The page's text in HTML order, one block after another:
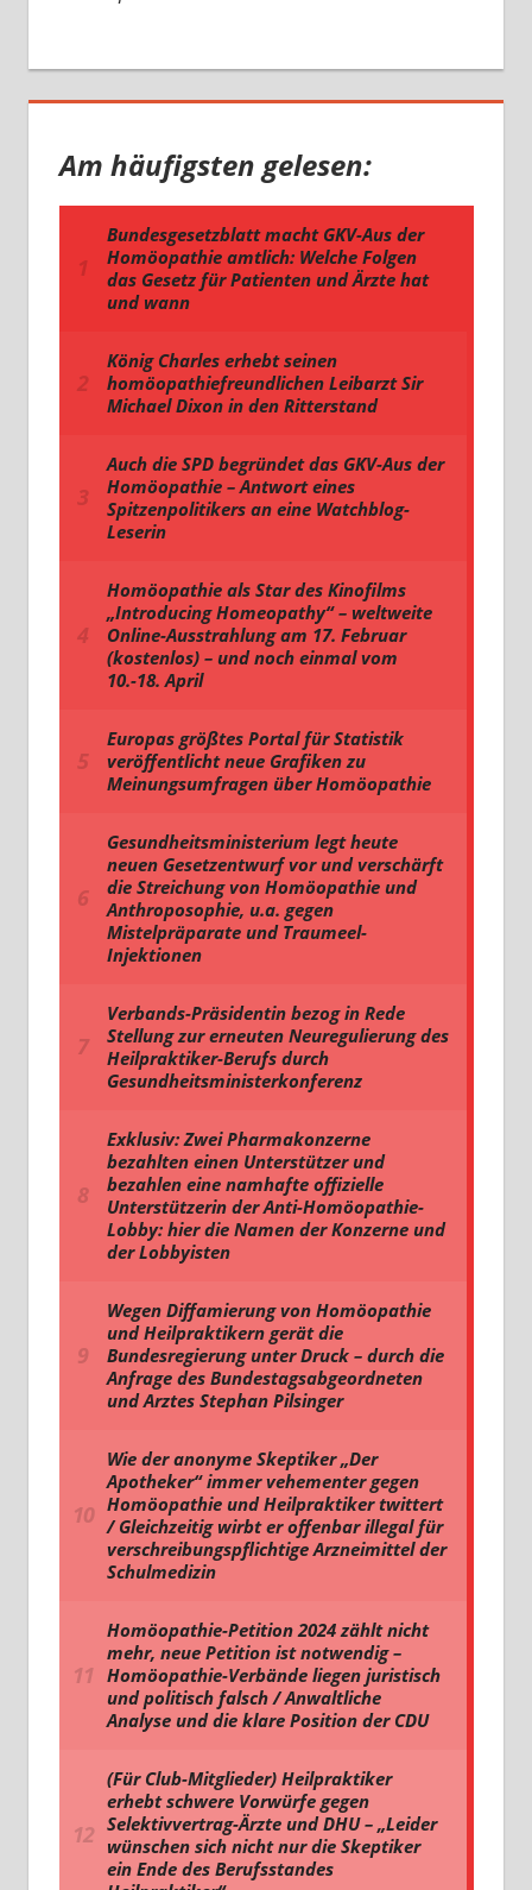
Am häufigsten gelesen: